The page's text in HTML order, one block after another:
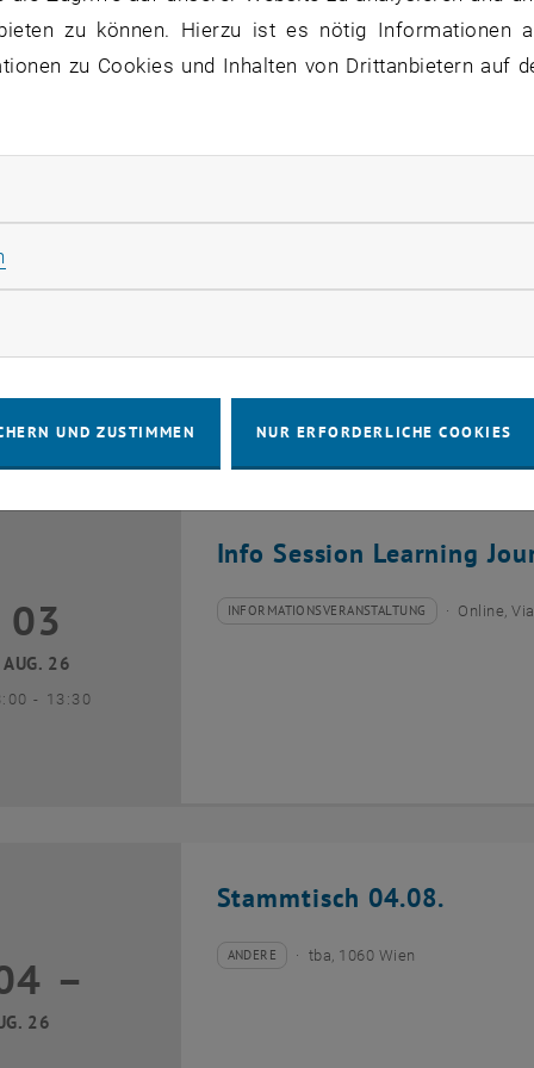
Juli 2026
28
-bis
17:00
Info Session Learning
August 2026
03
AUG. 26
- bis
13:30
Veranstaltungstyp:
INFORMATIONSVERANSTALTUNG
Veranstaltungsort: Online,
Stammtisch 04.08.
26
– Veranstaltungstyp:
ANDERE
Veranstaltungsort:tba, 1060 Wien
zu können. Hierzu ist es nötig Informationen
zu Cookies und Inhalten von Drittanbietern auf
Cookies zulassen
UND ZUSTIMMEN NUR ERFORDERLICHE COOKIES